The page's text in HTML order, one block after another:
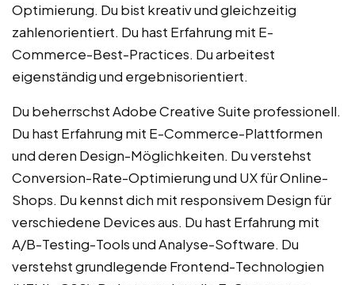
Optimierung. Du bist kreativ und gleichzeitig
zahlenorientiert. Du hast Erfahrung mit E-
Commerce-Best-Practices. Du arbeitest
eigenständig und ergebnisorientiert.
Du beherrschst Adobe Creative Suite professionell.
Du hast Erfahrung mit E-Commerce-Plattformen
und deren Design-Möglichkeiten. Du verstehst
Conversion-Rate-Optimierung und UX für Online-
Shops. Du kennst dich mit responsivem Design für
verschiedene Devices aus. Du hast Erfahrung mit
A/B-Testing-Tools und Analyse-Software. Du
verstehst grundlegende Frontend-Technologien